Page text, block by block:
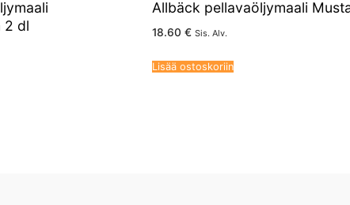
2 dl
Allbäck pellavaöljymaali
18.60 € Sis. Alv.
Lisää ostoskoriin